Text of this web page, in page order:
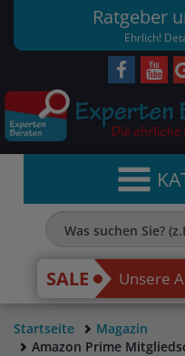
Ratgeber
Ehrlich!
SALE Unsere
Startseite
Magazin
Amazon Prime